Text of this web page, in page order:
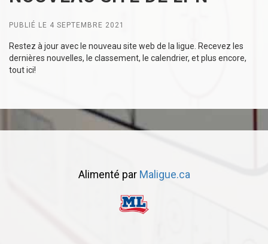
PUBLIÉ LE 4 SEPTEMBRE 2021
Restez à jour avec le nouveau site web de la ligue. Recevez les
dernières nouvelles, le classement, le calendrier, et plus encore,
tout ici!
Alimenté par Maligue.ca